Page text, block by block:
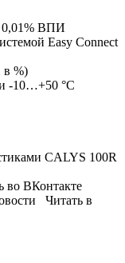
0,01% ВПИ
Easy Connect
в %)
-10…+50 °С
CALYS 100R
во ВКонтакте
Читать в